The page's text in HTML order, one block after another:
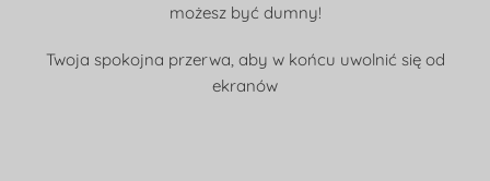
możesz być dumny!
Twoja spokojna przerwa, aby w końcu uwolnić się od
ekranów